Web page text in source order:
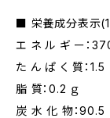
■ 栄養成分表示
エ ネ ル ギ ー：
た ん ぱ く 質：1.5
脂 質：0.2 ｇ
炭 水 化 物：90.5